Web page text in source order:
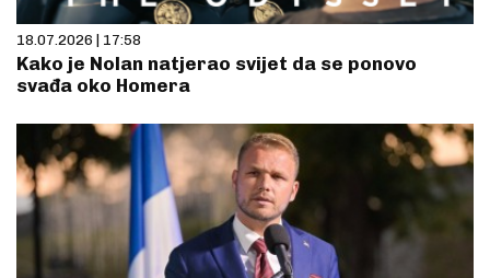
18.07.2026 | 17:58
Kako je Nolan natjerao svijet da se ponovo
svađa oko Homera